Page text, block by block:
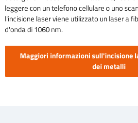
leggere con un telefono cellulare o uno
l'incisione laser viene utilizzato un laser a
d'onda di 1060 nm.
Maggiori informazioni sull'incisione
dei metalli